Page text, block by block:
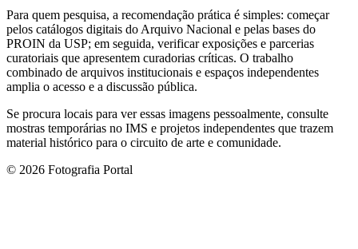
Para quem pesquisa, a recomendação prática é simples: começar
pelos catálogos digitais do Arquivo Nacional e pelas bases do
PROIN da USP; em seguida, verificar exposições e parcerias
curatoriais que apresentem curadorias críticas. O trabalho
combinado de arquivos institucionais e espaços independentes
amplia o acesso e a discussão pública.
Se procura locais para ver essas imagens pessoalmente, consulte
mostras temporárias no IMS e projetos independentes que trazem
material histórico para o circuito de arte e comunidade.
© 2026 Fotografia Portal